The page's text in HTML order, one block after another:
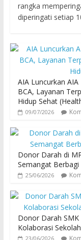
rangka
diperingati setiap
AIA Luncurkan
BCA, Layanan
Hidup Sehat
09/07/2026
Donor Darah di
Semangat
25/06/2026
Donor Darah
Kolaborasi
23/06/2026